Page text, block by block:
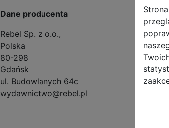
Dane producenta
Rebel Sp. z o.o.,
Polska
80-298
Gdańsk
ul. Budowlanych 64c
wydawnictwo@rebel.pl